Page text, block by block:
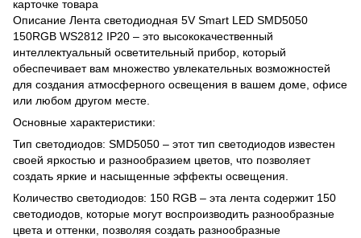
карточке товара
Описание Лента светодиодная 5V Smart LED SMD5050
150RGB WS2812 IP20 – это высококачественный
интеллектуальный осветительный прибор, который
обеспечивает вам множество увлекательных возможностей
для создания атмосферного освещения в вашем доме, офисе
или любом другом месте.
Основные характеристики:
Тип светодиодов: SMD5050 – этот тип светодиодов известен
своей яркостью и разнообразием цветов, что позволяет
создать яркие и насыщенные эффекты освещения.
Количество светодиодов: 150 RGB – эта лента содержит 150
светодиодов, которые могут воспроизводить разнообразные
цвета и оттенки, позволяя создать разнообразные